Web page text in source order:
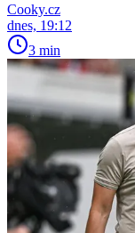
Cooky.cz
dnes, 19:12
3 min